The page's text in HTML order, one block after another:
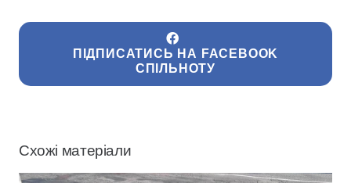
ПІДПИСАТИСЬ НА FACEBOOK
СПІЛЬНОТУ
Схожі матеріали